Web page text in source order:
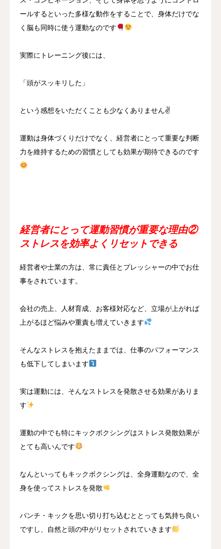
ールするといった多様な動作をすることで、身体だけでな
く脳も同時に使う運動なのです
実際にトレーニング後には、
「頭がスッキリした」
という感想をいただくことも少なくありません✌️
運動は身体づくりだけでなく、経営者にとって重要な判断
力を維持するための習慣としても効果が期待できるのです
経営者にとって運動習慣が重要な理由②
ストレスを効率よくリセットできる
経営者や士業の方は、常に責任とプレッシャーの中でお仕
事をされています。
会社の売上、人材育成、お客様対応など、立場が上がれば
上がるほど悩みや重責も増えていきます
そんなストレスを抱えたままでは、仕事のパフォーマンス
も低下してしまいます
実は運動には、そんなストレスを発散させる効果がありま
す
運動の中でも特にキックボクシングはストレス発散効果が
とても高いんです
なんといってもキックボクシングは、全身運動なので、全
身を使ってストレスを発散
パンチ・キックを思い切り打ち込むととっても気持ち良い
ですし、自然と頭の中がリセットされていきます